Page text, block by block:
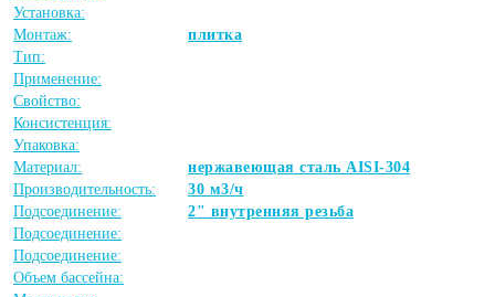
Установка:
Монтаж:
плитка
Тип:
Применение:
Свойство:
Консистенция:
Упаковка:
Материал:
нержавеющая сталь AISI-304
Производительность:
30 м3/ч
Подсоединение:
2" внутренняя резьба
Подсоединение:
Подсоединение:
Объем бассейна: